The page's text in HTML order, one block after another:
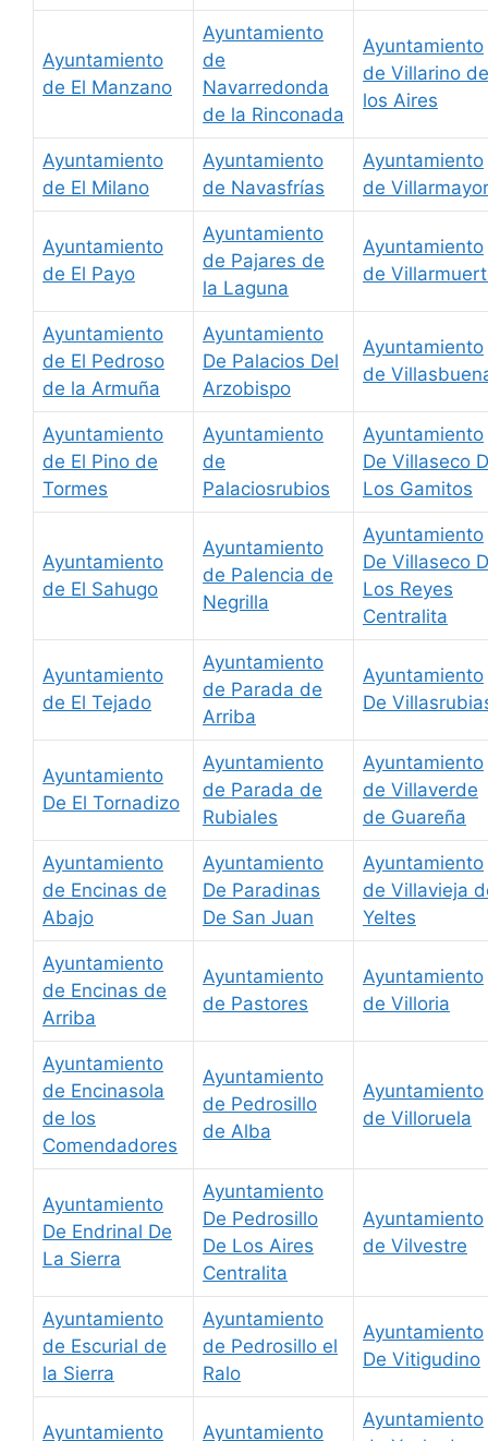
Ayuntamiento
de El Manzano
Ayuntamiento
de
Navarredonda
de la Rinconada
Ayuntamiento
de Villarino de
los Aires
Ayuntamiento
de El Milano
Ayuntamiento
de Navasfrías
Ayuntamiento
de Villarmayor
Ayuntamiento
de El Payo
Ayuntamiento
de Pajares de
la Laguna
Ayuntamiento
de
Ayuntamiento
de El Pedroso
de la Armuña
Ayuntamiento
De Palacios Del
Arzobispo
Ayuntamiento
de
Ayuntamiento
de El Pino de
Tormes
Ayuntamiento
de
Palaciosrubios
Ayuntamiento
De Villaseco
Los Gamitos
Ayuntamiento
de El Sahugo
Ayuntamiento
de Palencia de
Negrilla
Ayuntamiento
De Villaseco
Los Reyes
Centralita
Ayuntamiento
de El Tejado
Ayuntamiento
de Parada de
Arriba
Ayuntamiento
De
Ayuntamiento
De El Tornadizo
Ayuntamiento
de Parada de
Rubiales
Ayuntamiento
de Villaverde
de Guareña
Ayuntamiento
de Encinas de
Abajo
Ayuntamiento
De Paradinas
De San Juan
Ayuntamiento
de Villavieja
Yeltes
Ayuntamiento
de Encinas de
Arriba
Ayuntamiento
de Pastores
Ayuntamiento
de Villoria
Ayuntamiento
de Encinasola
de los
Comendadores
Ayuntamiento
de Pedrosillo
de Alba
Ayuntamiento
de Villoruela
Ayuntamiento
De Endrinal De
La Sierra
Ayuntamiento
De Pedrosillo
De Los Aires
Centralita
Ayuntamiento
de Vilvestre
Ayuntamiento
de Escurial de
la Sierra
Ayuntamiento
de Pedrosillo el
Ralo
Ayuntamiento
De Vitigudino
Ayuntamiento
Ayuntamiento
Ayuntamiento